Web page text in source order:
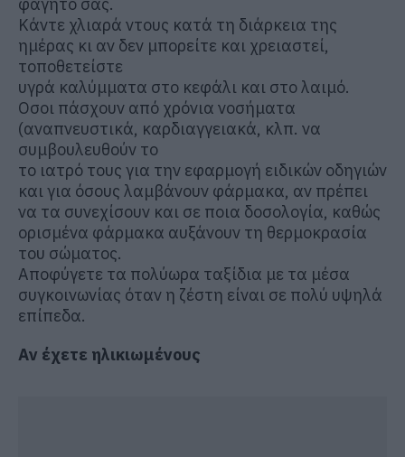
Κάντε χλιαρά ντους κατά τη διάρκεια της
ημέρας κι αν δεν μπορείτε και χρειαστεί,
τοποθετείστε
υγρά καλύμματα στο κεφάλι και στο λαιμό.
Οσοι πάσχουν από χρόνια νοσήματα
(αναπνευστικά, καρδιαγγειακά, κλπ. να
συμβουλευθούν το
το ιατρό τους για την εφαρμογή ειδικών οδηγιών
και για όσους λαμβάνουν φάρμακα, αν πρέπει
να τα συνεχίσουν και σε ποια δοσολογία, καθώς
ορισμένα φάρμακα αυξάνουν τη θερμοκρασία
του σώματος.
Αποφύγετε τα πολύωρα ταξίδια με τα μέσα
συγκοινωνίας όταν η ζέστη είναι σε πολύ υψηλά
επίπεδα.
Aν έχετε ηλικιωμένους